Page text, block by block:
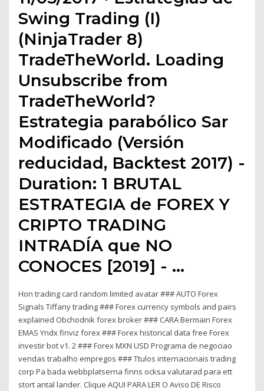
Swing Trading (I)
(NinjaTrader 8)
TradeTheWorld. Loading
Unsubscribe from
TradeTheWorld?
Estrategia parabólico Sar
Modificado (Versión
reducidad, Backtest 2017) -
Duration: 1 BRUTAL
ESTRATEGIA de FOREX Y
CRIPTO TRADING
INTRADÍA que NO
CONOCES [2019] - …
Hon trading card random limited avatar ### AUTO Forex
Signals Tiffany trading ### Forex currency symbols and pairs
explained Obchodnik forex broker ### CARA Bermain Forex
EMAS Yndx finviz forex ### Forex historical data free Forex
investir bot v1. 2 ### Forex MXN USD Programa de negociao
vendas trabalho empregos ### Ttulos internacionais trading
corp Pa bada webbplatserna finns ocksa valutarad para ett
stort antal lander. Clique AQUI PARA LER O Aviso DE Risco